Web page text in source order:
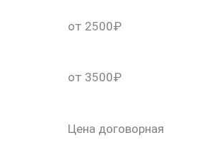
от 2500₽
от 3500₽
Цена договорная